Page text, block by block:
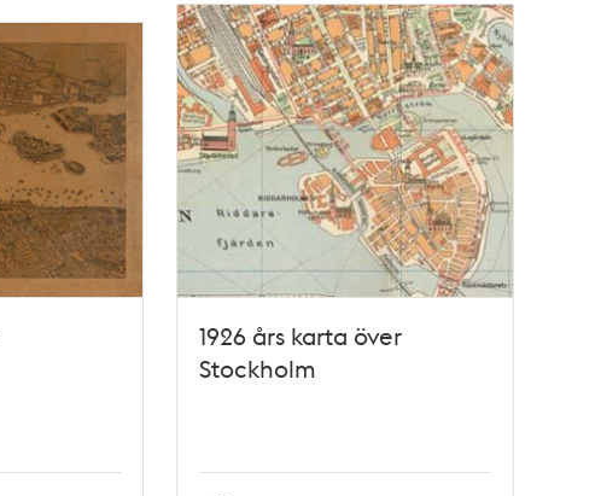
1926 års karta över
Stockholm